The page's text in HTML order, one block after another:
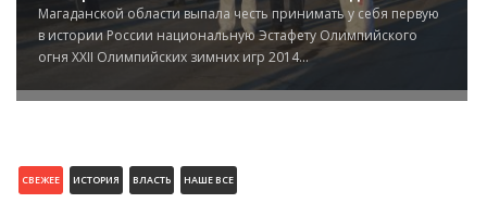
Магаданской области выпала честь принимать у себя первую
в истории России национальную Эстафету Олимпийского
огня XXII Олимпийских зимних игр 2014...
СВЕЖЕЕ ИСТОРИЯ ВЛАСТЬ НАШЕ ВСЕ